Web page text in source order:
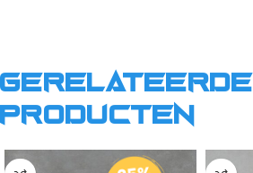
Gerelateerde
producten